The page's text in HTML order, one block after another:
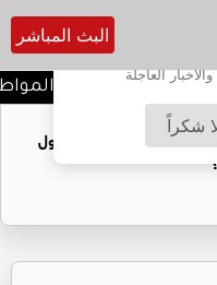
العاجلة
شكراً
البث المباشر
حين يدفع
مكاسب مادية.. هل تحول